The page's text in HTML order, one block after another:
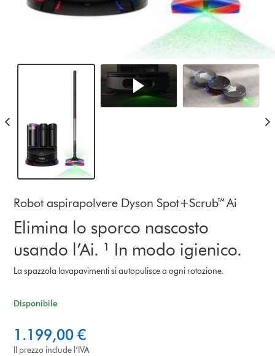
Robot aspirapolvere Dyson Spot+Scrub™ Ai
Elimina lo sporco nascosto
usando l’Ai. ¹ In modo igienico.
La spazzola lavapavimenti si autopulisce a ogni rotazione.
Disponibile
1.199,00 €
Il prezzo include l’IVA